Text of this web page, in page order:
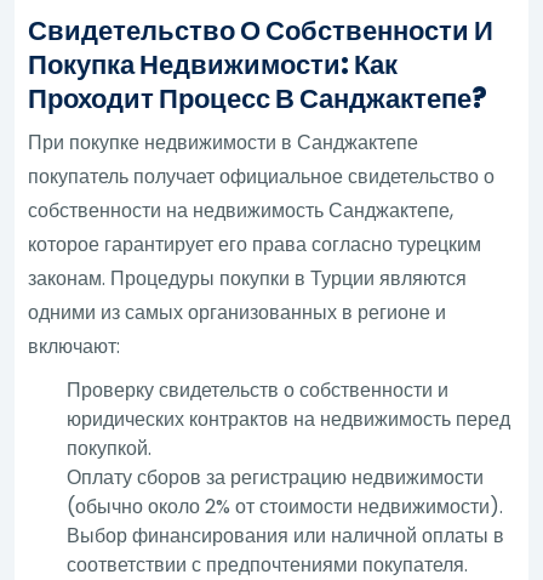
Свидетельство О Собственности И
Покупка Недвижимости: Как
Проходит Процесс В Санджактепе?
При покупке недвижимости в Санджактепе
покупатель получает официальное свидетельство о
собственности на недвижимость Санджактепе,
которое гарантирует его права согласно турецким
законам. Процедуры покупки в Турции являются
одними из самых организованных в регионе и
включают:
Проверку свидетельств о собственности и
юридических контрактов на недвижимость перед
покупкой.
Оплату сборов за регистрацию недвижимости
(обычно около 2% от стоимости недвижимости).
Выбор финансирования или наличной оплаты в
соответствии с предпочтениями покупателя.